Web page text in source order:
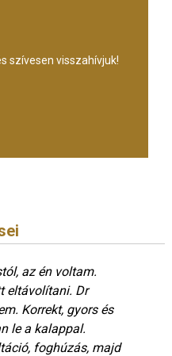
szívesen visszahívjuk!
az én voltam.
eltávolítani. Dr
Korrekt, gyors és
le a kalappal.
foghúzás, majd